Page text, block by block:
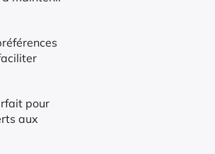
pour
aux